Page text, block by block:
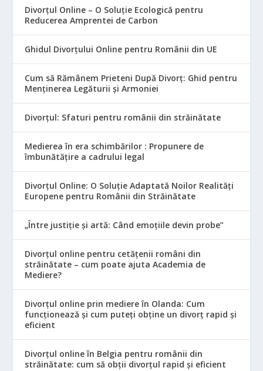
Divorțul Online – O Soluție Ecologică pentru
Reducerea Amprentei de Carbon
Ghidul Divorțului Online pentru Românii din UE
Cum să Rămânem Prieteni După Divorț: Ghid pentru
Menținerea Legăturii și Armoniei
Divorțul: Sfaturi pentru românii din străinătate
Medierea în era schimbărilor : Propunere de
îmbunătățire a cadrului legal
Divorțul Online: O Soluție Adaptată Noilor Realități
Europene pentru Românii din Străinătate
„Între justiție și artă: Când emoțiile devin probe”
Divorțul online pentru cetățenii români din
străinătate – cum poate ajuta Academia de
Mediere?
Divorțul online prin mediere în Olanda: Cum
funcționează și cum puteți obține un divorț rapid și
eficient
Divorțul online în Belgia pentru românii din
străinătate: cum să obții divorțul rapid și eficient